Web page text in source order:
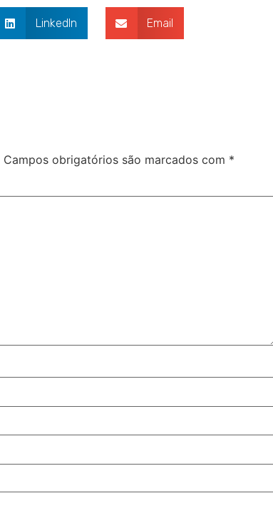
LinkedIn Email
Campos obrigatórios são marcados com *